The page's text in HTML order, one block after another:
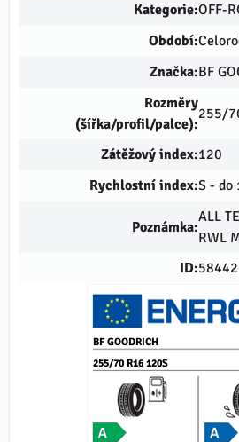
Kategorie:OFF-
Období:
Značka:BF
Rozměry
(šířka/profil/palce):
255/
Zátěžový index:120
Rychlostní index:S - do
Poznámka:
ALL
RWL
ID:58442
255/70 R16 120S
BF GOODRICH